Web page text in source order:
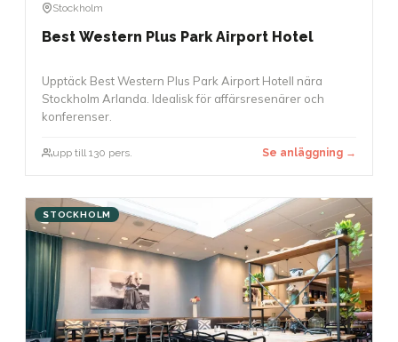
Stockholm
Best Western Plus Park Airport Hotel
Upptäck Best Western Plus Park Airport Hotell nära
Stockholm Arlanda. Idealisk för affärsresenärer och
konferenser.
upp till 130 pers. Se anläggning →
STOCKHOLM